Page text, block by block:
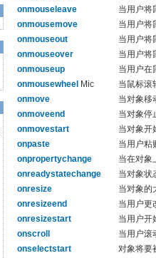
onmouseleave
当用户将
onmousemove
当用户将
onmouseout
当用户将
onmouseover
当用户将
onmouseup
当用户在
onmousewheel
当鼠标滚
onmove
当对象移
onmoveend
当对象停
onmovestart
当对象开
onpaste
当用户粘
onpropertychange
当在对象
onreadystatechange
当对象状
onresize
当对象的
onresizeend
当用户更
onresizestart
当用户开
onscroll
当用户滚
onselectstart
对象将要